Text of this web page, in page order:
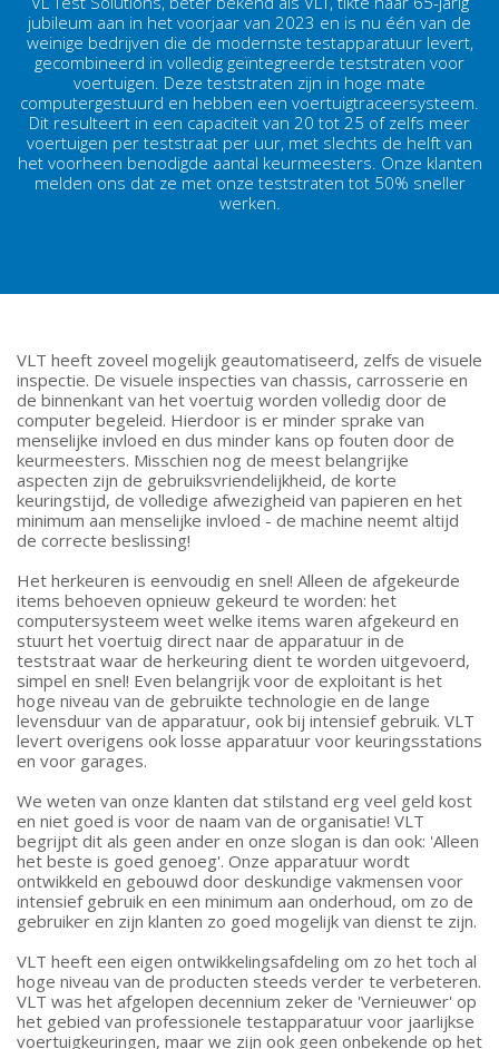
jubileum aan in het voorjaar van 2023 en is nu één van de
weinige bedrijven die de modernste testapparatuur levert,
gecombineerd in volledig geïntegreerde teststraten voor
voertuigen. Deze teststraten zijn in hoge mate
computergestuurd en hebben een voertuigtraceersysteem.
Dit resulteert in een capaciteit van 20 tot 25 of zelfs meer
voertuigen per teststraat per uur, met slechts de helft van
het voorheen benodigde aantal keurmeesters. Onze klanten
melden ons dat ze met onze teststraten tot 50% sneller
werken.
VLT heeft zoveel mogelijk geautomatiseerd, zelfs de visuele
inspectie. De visuele inspecties van chassis, carrosserie en
de binnenkant van het voertuig worden volledig door de
computer begeleid. Hierdoor is er minder sprake van
menselijke invloed en dus minder kans op fouten door de
keurmeesters. Misschien nog de meest belangrijke
aspecten zijn de gebruiksvriendelijkheid, de korte
keuringstijd, de volledige afwezigheid van papieren en het
minimum aan menselijke invloed - de machine neemt altijd
de correcte beslissing!
Het herkeuren is eenvoudig en snel! Alleen de afgekeurde
items behoeven opnieuw gekeurd te worden: het
computersysteem weet welke items waren afgekeurd en
stuurt het voertuig direct naar de apparatuur in de
teststraat waar de herkeuring dient te worden uitgevoerd,
simpel en snel! Even belangrijk voor de exploitant is het
hoge niveau van de gebruikte technologie en de lange
levensduur van de apparatuur, ook bij intensief gebruik. VLT
levert overigens ook losse apparatuur voor keuringsstations
en voor garages.
We weten van onze klanten dat stilstand erg veel geld kost
en niet goed is voor de naam van de organisatie! VLT
begrijpt dit als geen ander en onze slogan is dan ook: 'Alleen
het beste is goed genoeg'. Onze apparatuur wordt
ontwikkeld en gebouwd door deskundige vakmensen voor
intensief gebruik en een minimum aan onderhoud, om zo de
gebruiker en zijn klanten zo goed mogelijk van dienst te zijn.
VLT heeft een eigen ontwikkelingsafdeling om zo het toch al
hoge niveau van de producten steeds verder te verbeteren.
VLT was het afgelopen decennium zeker de 'Vernieuwer' op
het gebied van professionele testapparatuur voor jaarlijkse
voertuigkeuringen, maar we zijn ook geen onbekende op het